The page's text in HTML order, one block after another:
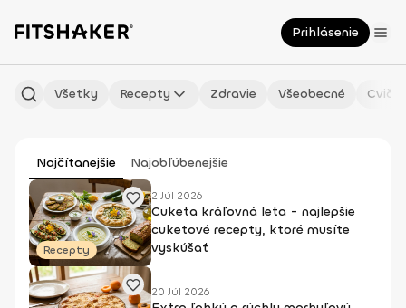
Prihlásenie
Všetky Recepty Zdravie Všeobecné
Najčítanejšie Najobľúbenejšie
Recepty
2 Júl 2026
Cuketa kráľovná leta - najlepšie
cuketové recepty, ktoré musíte
vyskúšať
20 Júl 2026